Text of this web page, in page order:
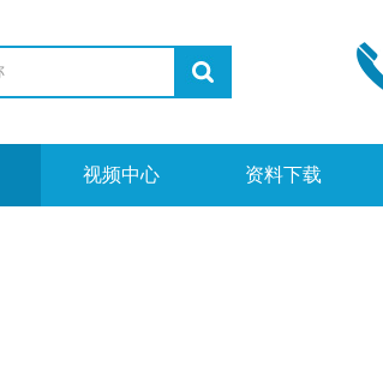
视频中心 资料下载